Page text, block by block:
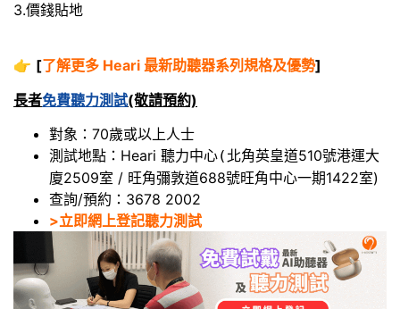
3.價錢貼地
👉 [了解更多 Heari 最新助聽器系列規格及優勢]
長者免費聽力測試(敬請預約)
對象：70歲或以上人士
測試地點：Heari 聽力中心( 北角英皇道510號港運大
廈2509室 / 旺角彌敦道688號旺角中心一期1422室)
查詢/預約：3678 2002
>立即網上登記聽力測試